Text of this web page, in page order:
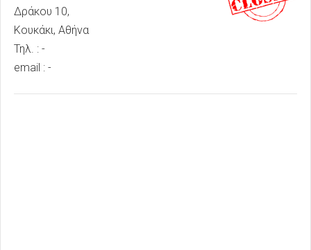
Δράκου 10,
Κουκάκι, Αθήνα
Τηλ. : -
email : -